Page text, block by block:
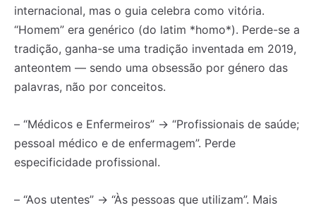
internacional, mas o guia celebra como vitória.
“Homem” era genérico (do latim *homo*). Perde-se a
tradição, ganha-se uma tradição inventada em 2019,
anteontem — sendo uma obsessão por género das
palavras, não por conceitos.
– “Médicos e Enfermeiros” → “Profissionais de saúde;
pessoal médico e de enfermagem”. Perde
especificidade profissional.
– “Aos utentes” → “Às pessoas que utilizam”. Mais